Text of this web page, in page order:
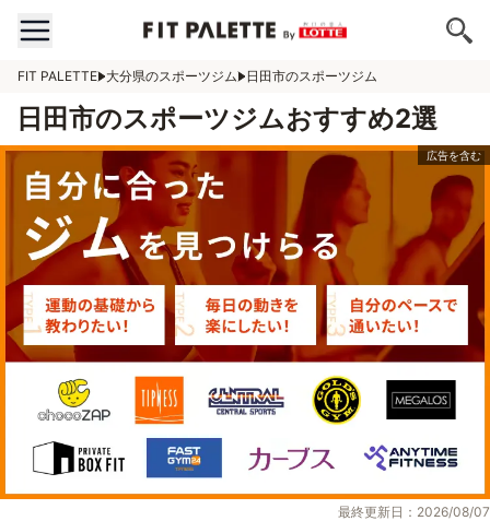
FIT PALETTE 大分県のスポーツジム 日田市のスポーツジム
日田市のスポーツジムおすすめ2選
最終更新日：2026/08/07